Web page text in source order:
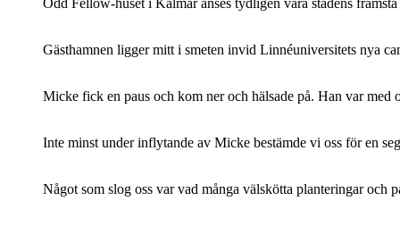
Gästhamnen ligger mitt i smeten invid Linnéuniversitets nya
Micke fick en paus och kom ner och hälsade på. Han var med
Inte minst under inflytande av Micke bestämde vi oss för en
Något som slog oss var vad många välskötta planteringar och